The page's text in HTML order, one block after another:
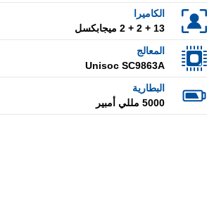
الكاميرا
13 + 2 + 2 ميجابكسل
المعالج
Unisoc SC9863A
البطارية
5000 مللي أمبير